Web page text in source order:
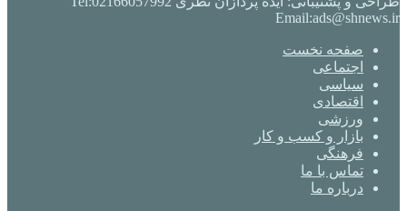
Email:ads@shnews.ir
صفحه نخست
اجتماعی
سیاسی
اقتصادی
ورزشی
بازار و کسب و کار
فرهنگی
تماس با ما
درباره ما